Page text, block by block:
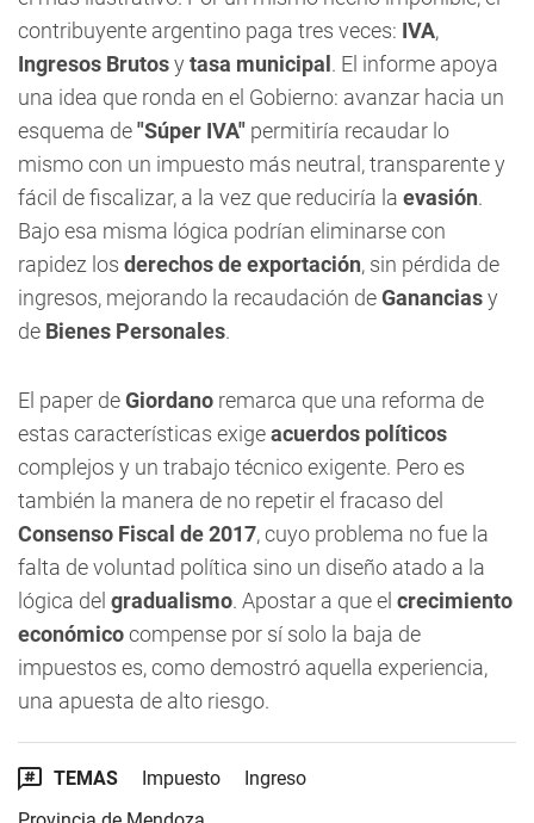
contribuyente argentino paga tres veces: IVA,
Ingresos Brutosy tasa municipal. El informe apoya
una idea que ronda en el Gobierno: avanzar hacia un
esquema de"Súper IVA" permitiría recaudar lo
mismo con un impuesto más neutral, transparente y
fácil de fiscalizar, a la vez que reduciría la evasión.
Bajo esa misma lógica podrían eliminarse con
rapidez los derechos de exportación, sin pérdida de
ingresos, mejorando la recaudación deGananciasy
de Bienes Personales.
El paper deGiordano remarca que una reforma de
estas características exigeacuerdos políticos
complejos y un trabajo técnico exigente. Pero es
también la manera de no repetir el fracaso del
Consenso Fiscal de 2017, cuyo problema no fue la
falta de voluntad política sino un diseño atado a la
lógica del gradualismo. Apostar a que el crecimiento
económicocompense por sí solo la baja de
impuestos es, como demostró aquella experiencia,
una apuesta de alto riesgo.
TEMAS Impuesto
Ingreso